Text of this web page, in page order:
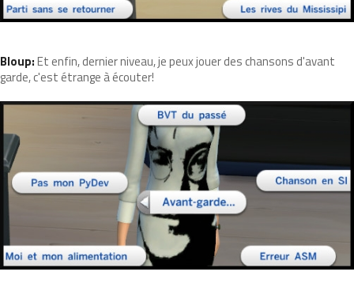
Bloup:Et enfin, dernier niveau, je peux jouer des chansons d'avant
garde, c'est étrange à écouter!